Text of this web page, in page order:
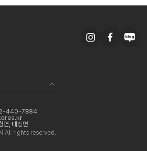
440-7884
면, 대청면
시 All rights reserved.